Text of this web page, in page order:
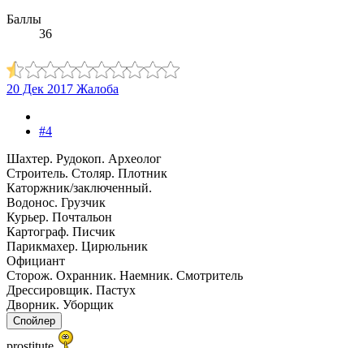
Баллы
36
20 Дек 2017 Жалоба
#4
Шахтер. Рудокоп. Археолог
Строитель. Столяр. Плотник
Каторжник/заключенный.
Водонос. Грузчик
Курьер. Почтальон
Картограф. Писчик
Парикмахер. Цирюльник
Официант
Сторож. Охранник. Наемник. Смотритель
Дрессировщик. Пастух
Дворник. Уборщик
Спойлер